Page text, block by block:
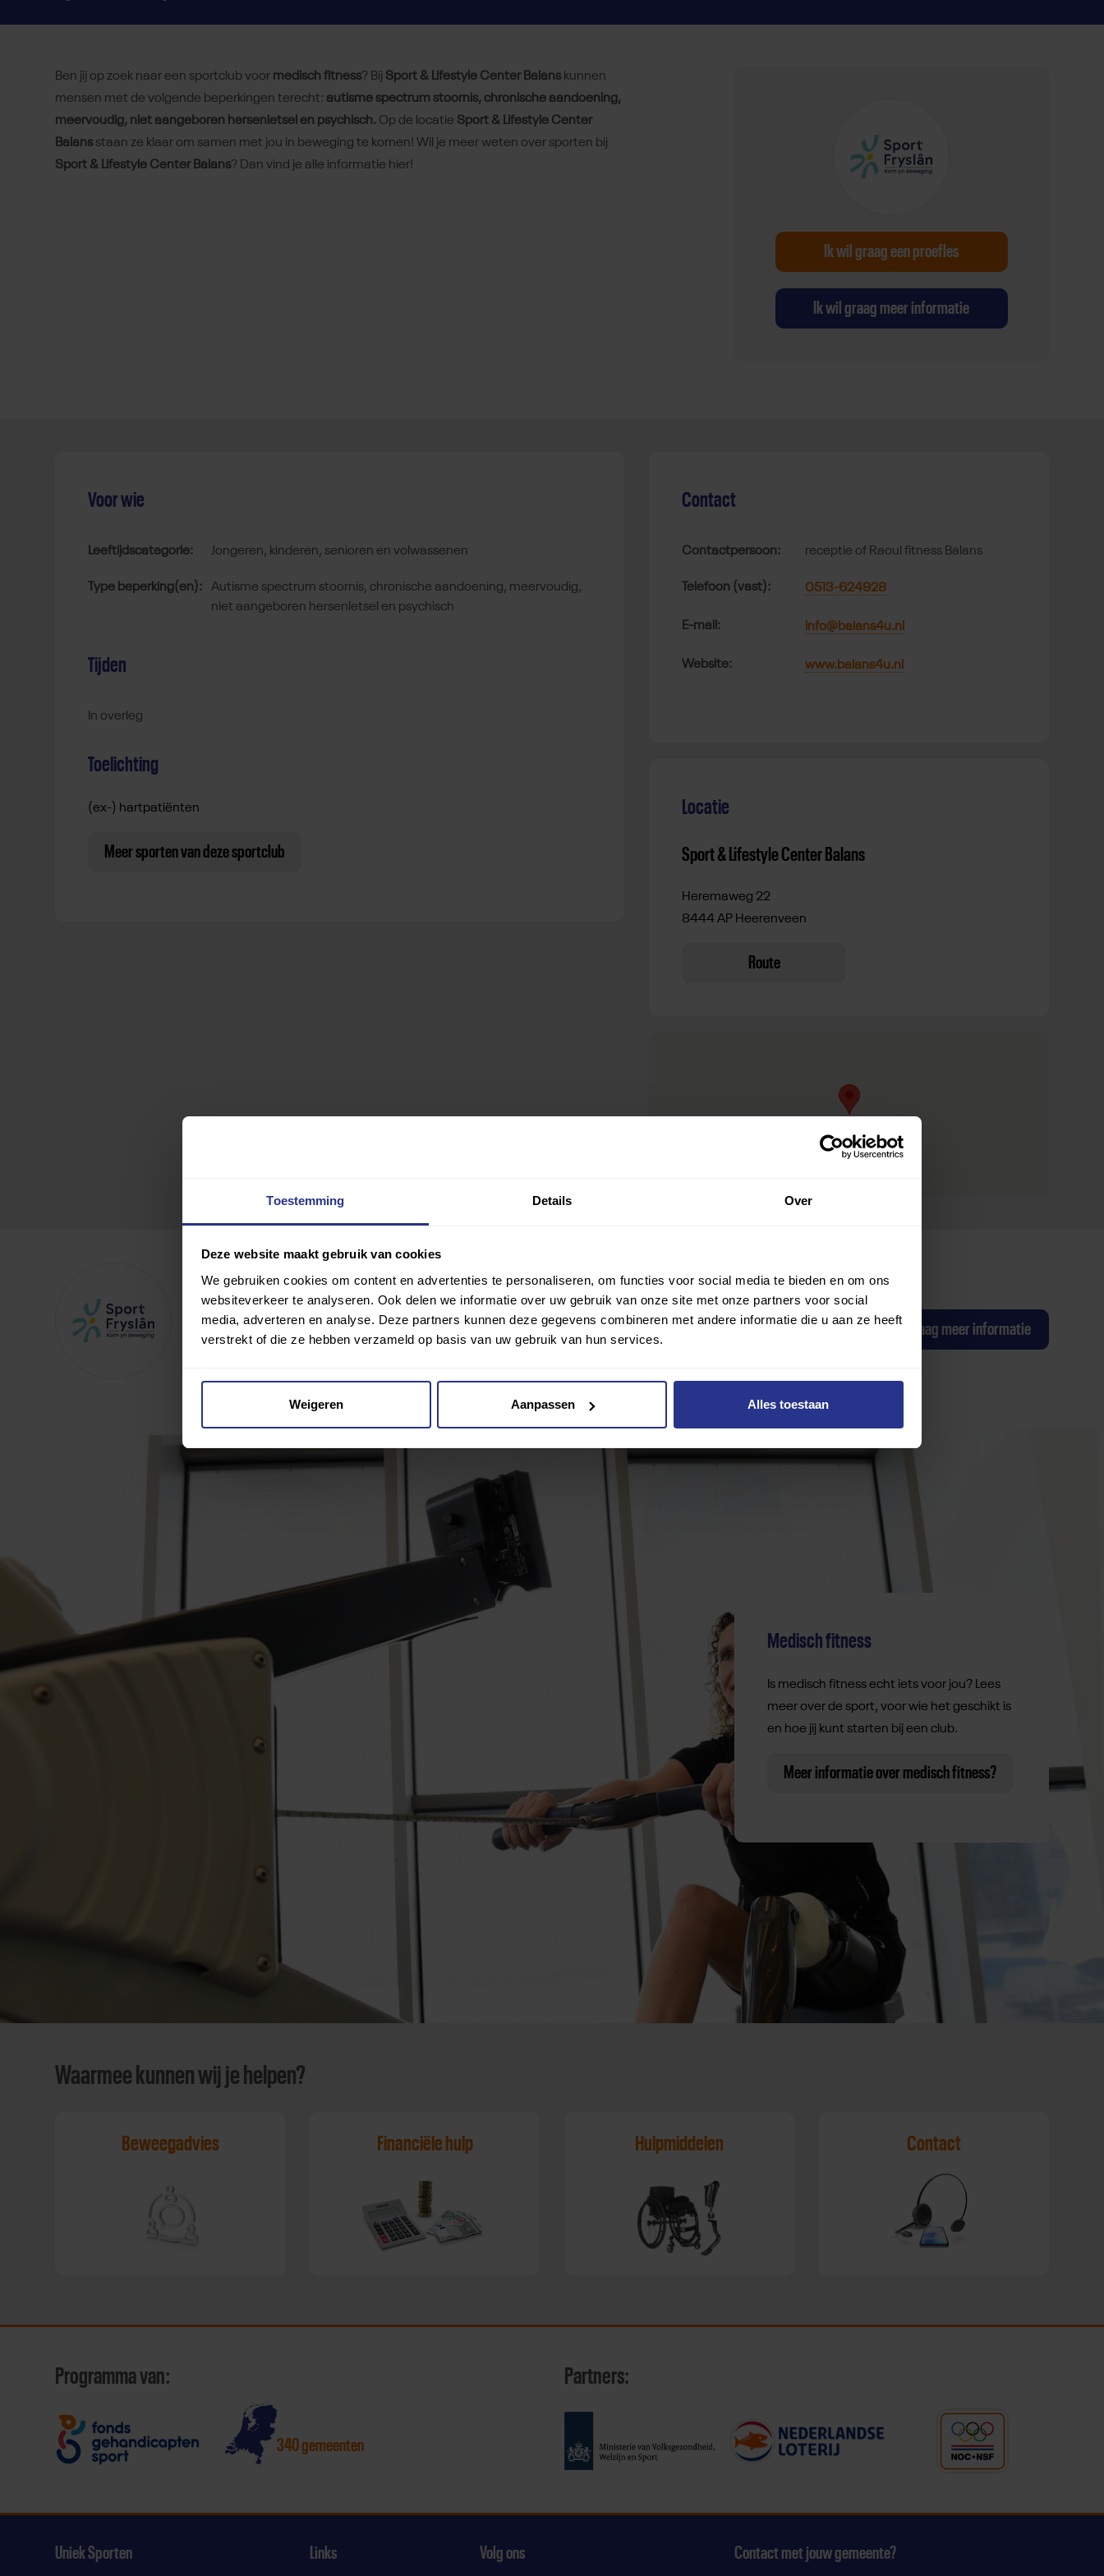
Toestemming Details Over
Deze website maakt gebruik van cookies
We gebruiken cookies om content en advertenties te personaliseren, om functies voor social media te bieden en om ons
websiteverkeer te analyseren. Ook delen we informatie over uw gebruik van onze site met onze partners voor social
media, adverteren en analyse. Deze partners kunnen deze gegevens combineren met andere informatie die u aan ze heeft
verstrekt of die ze hebben verzameld op basis van uw gebruik van hun services.
Weigeren Aanpassen Alles toestaan
Ben jij op zoek naar een sportclub voor medisch fitness? Bij Sport & Lifestyle Center Balans kunnen
mensen met de volgende beperkingen terecht: autisme spectrum stoornis, chronische aandoening,
meervoudig, niet aangeboren hersenletsel en psychisch. Op de locatie Sport & Lifestyle Center
Balans staan ze klaar om samen met jou in beweging te komen! Wil je meer weten over sporten bij
Sport & Lifestyle Center Balans? Dan vind je alle informatie hier!
Ik wil graag een proefles
Ik wil graag meer informatie
Voor wie
Leeftijdscategorie: jongeren, kinderen, senioren en volwassenen
Type beperking(en):
autisme spectrum stoornis, chronische aandoening, meervoudig,
niet aangeboren hersenletsel en psychisch
Tijden
In overleg
Toelichting
(ex-) hartpatiënten
Meer sporten van deze sportclub
Contact
Contactpersoon: receptie of Raoul fitness Balans
Telefoon (vast): 0513-624928
E-mail: info@balans4u.nl
Website: www.balans4u.nl
Locatie
Sport & Lifestyle Center Balans
Heremaweg 22
8444 AP Heerenveen
Route
Sport & Lifestyle Center Balans
Toevoegen als favoriet Delen Ik wil graag een proefles Ik wil graag meer informatie
Medisch fitness
Is medisch fitness echt iets voor jou? Lees
meer over de sport, voor wie het geschikt is
en hoe jij kunt starten bij een club.
Meer informatie over medisch fitness?
Waarmee kunnen wij je helpen?
Beweegadvies Financiële hulp Hulpmiddelen Contact
Programma van:
340 gemeenten
Partners:
Uniek Sporten Links Volg ons Contact met jouw gemeente?